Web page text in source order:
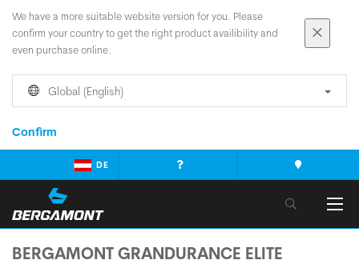
We have a more suitable website version for you. Please
confirm your country to get the right product availibility and
even purchase online.
Global (English)
Confirm
DE
BERGAMONT GRANDURANCE ELITE